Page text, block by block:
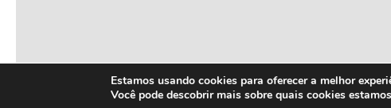
Estamos usando cookies para oferecer a melhor
Você pode descobrir mais sobre quais cookies